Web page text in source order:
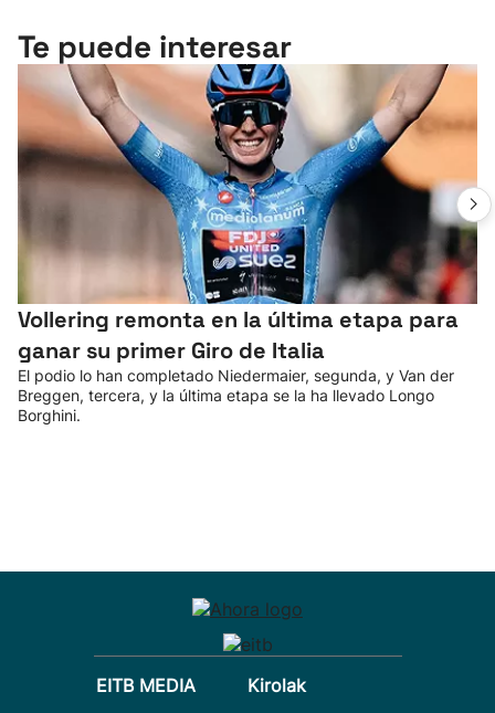
Te puede interesar
Vollering remonta en la última etapa para
ganar su primer Giro de Italia
El podio lo han completado Niedermaier, segunda, y Van der
Breggen, tercera, y la última etapa se la ha llevado Longo
Borghini.
EITB MEDIA
Kirolak